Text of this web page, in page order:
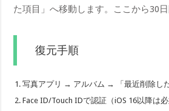
た項目」へ移動します。ここから30日
復元手順
写真アプリ → アルバム → 「最近削除し
Face ID/Touch IDで認証（iOS 16以降は必